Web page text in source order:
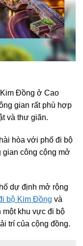
Đồng ở Cao
gian rất phù hợp
và thư giãn.
hòa với phố đi bộ
gian công cộng mở
dự định mở rộng
bộ Kim Đồng và
một khu vực đi bộ
trí của cộng đồng.